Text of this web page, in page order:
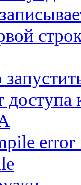
доступа
error